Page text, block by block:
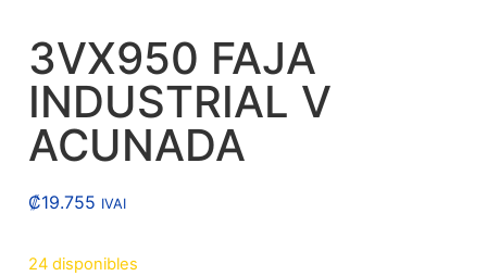
3VX950 FAJA
INDUSTRIAL V
ACUNADA
₡19.755 IVAI
24 disponibles